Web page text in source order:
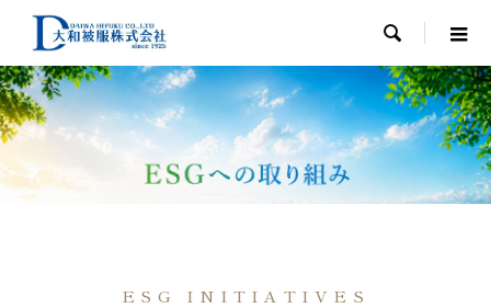

ESG INITIATIVES